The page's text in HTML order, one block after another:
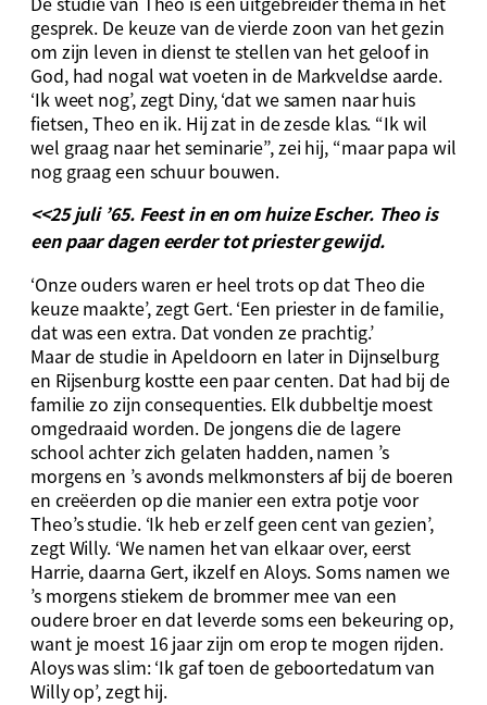
gesprek. De keuze van de vierde zoon van het gezin
om zijn leven in dienst te stellen van het geloof in
God, had nogal wat voeten in de Markveldse aarde.
‘Ik weet nog’, zegt Diny, ‘dat we samen naar huis
fietsen, Theo en ik. Hij zat in de zesde klas. “Ik wil
wel graag naar het seminarie”, zei hij, “maar papa wil
nog graag een schuur bouwen.
<<25 juli ’65. Feest in en om huize Escher. Theo is
een paar dagen eerder tot priester gewijd.
‘Onze ouders waren er heel trots op dat Theo die
keuze maakte’, zegt Gert. ‘Een priester in de familie,
dat was een extra. Dat vonden ze prachtig.’
Maar de studie in Apeldoorn en later in Dijnselburg
en Rijsenburg kostte een paar centen. Dat had bij de
familie zo zijn consequenties. Elk dubbeltje moest
omgedraaid worden. De jongens die de lagere
school achter zich gelaten hadden, namen ’s
morgens en ’s avonds melkmonsters af bij de boeren
en creëerden op die manier een extra potje voor
Theo’s studie. ‘Ik heb er zelf geen cent van gezien’,
zegt Willy. ‘We namen het van elkaar over, eerst
Harrie, daarna Gert, ikzelf en Aloys. Soms namen we
’s morgens stiekem de brommer mee van een
oudere broer en dat leverde soms een bekeuring op,
want je moest 16 jaar zijn om erop te mogen rijden.
Aloys was slim: ‘Ik gaf toen de geboortedatum van
Willy op’, zegt hij.